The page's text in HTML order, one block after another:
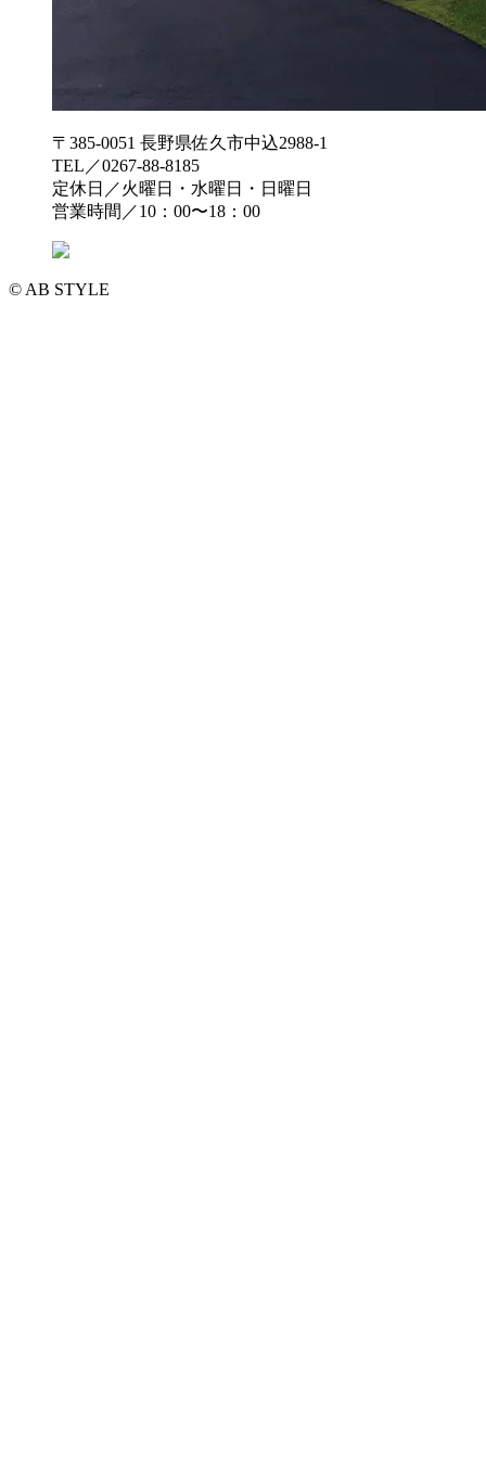
〒385-0051 長野県佐久市中込2988-1
TEL／0267-88-8185
定休日／火曜日・水曜日・日曜日
営業時間／10：00〜18：00
© AB STYLE